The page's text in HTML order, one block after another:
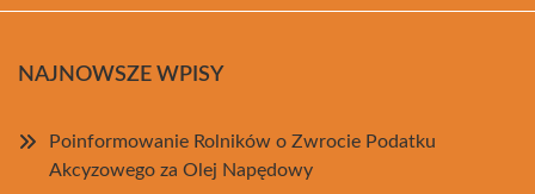
NAJNOWSZE WPISY
Poinformowanie Rolników o Zwrocie Podatku
Akcyzowego za Olej Napędowy